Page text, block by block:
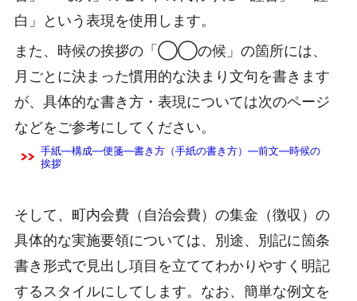
白」という表現を使用します。
また、時候の挨拶の「◯◯の候」の箇所には、
月ごとに決まった慣用的な決まり文句を書きます
が、具体的な書き方・表現については次のページ
などをご参考にしてください。
手紙―構成―便箋―書き方（手紙の書き方）―前文―時候の
挨拶
そして、町内会費（自治会費）の集金（徴収）の
具体的な実施要領については、別途、別記に箇条
書き形式で見出し項目を立ててわかりやすく明記
するスタイルにしてします。なお、簡単な例文を